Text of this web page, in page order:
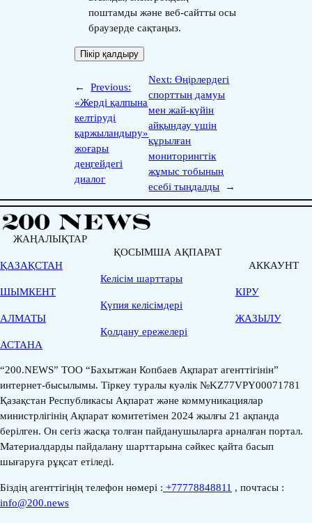
поштамды және веб-сайтты осы
браузерде сақтаңыз.
←
Previous:
«Жерді қалпына
келтіруді
қаржыландыру»
жоғары
деңгейдегі
диалог
Next:Өңірлердегі
спорттың дамуы
мен жай-күйін
айқындау үшін
құрылған
мониторингтік
жұмыс тобының
есебі тыңдалды
→
ЖАҢАЛЫҚТАР
ҚАЗАҚСТАН
ШЫМКЕНТ
АЛМАТЫ
АСТАНА
ҚОСЫМША АҚПАРАТ
Келісім шарттары
Қүпия келісімдері
Қолдану ережелері
АККАУНТ
КІРУ
ЖАЗЫЛУ
“200.NEWS” ТОО “Бахытжан Копбаев Ақпарат агенттігінін”
интернет-бысылымы. Тіркеу туралы куәлік №KZ77VPY00071781
Қазақстан Республикасы Ақпарат және коммуникациялар
министрлігінің Ақпарат комитетімен 2024 жылғы 21 ақпанда
берілген. Он сегіз жасқа толған пайданушыларға арналған портал.
Материалдарды пайдалану шарттарына сәйкес қайта басып
шығаруға рұқсат етіледі.
Біздің агенттігіңің телефон нөмері : +77778848811 , почтасы :
info@200.news